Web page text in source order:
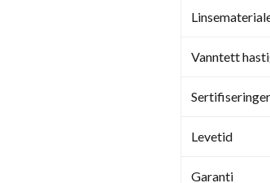
Vanntett
Sertifiseringer
Levetid
Garanti